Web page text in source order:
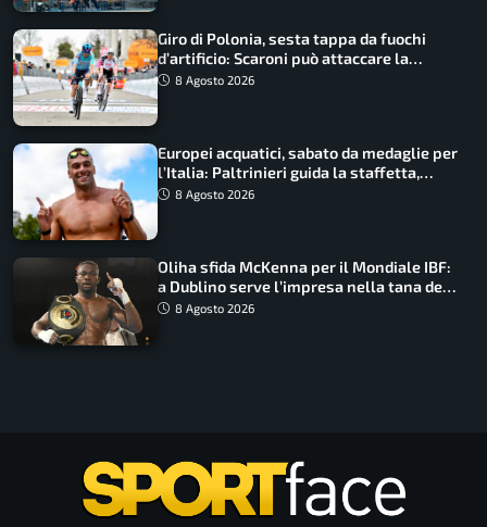
Giro di Polonia, sesta tappa da fuochi
d’artificio: Scaroni può attaccare la
maglia di Lemmen
8 Agosto 2026
Europei acquatici, sabato da medaglie per
l’Italia: Paltrinieri guida la staffetta,
Barnabà sogna l’oro dalle grandi altezze
8 Agosto 2026
Oliha sfida McKenna per il Mondiale IBF:
a Dublino serve l’impresa nella tana del
lupo8 Agosto 2026